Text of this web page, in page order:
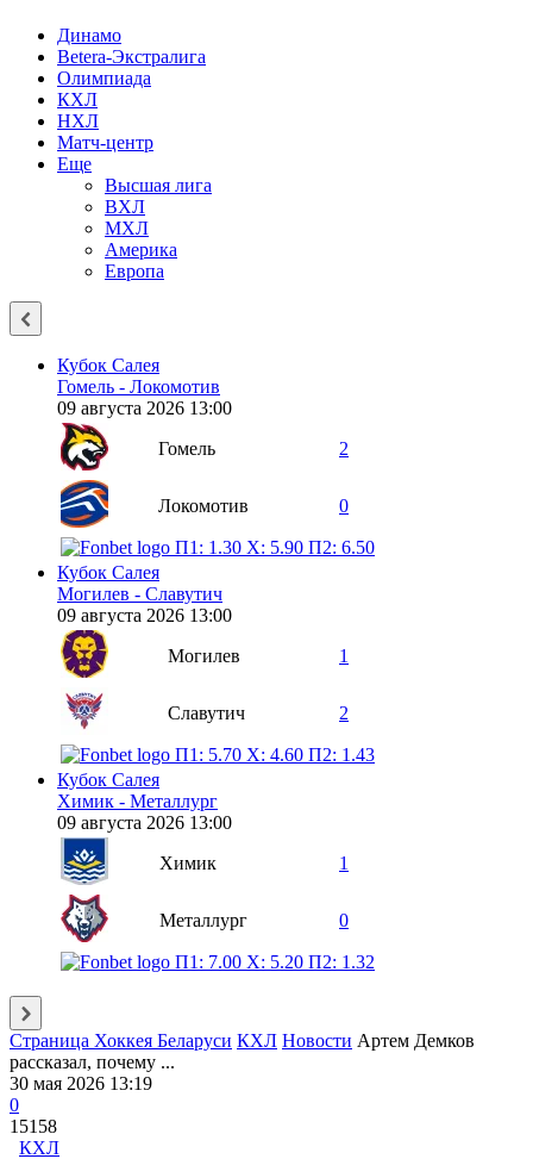
Динамо
Betera-Экстралига
Олимпиада
КХЛ
НХЛ
Матч-центр
Еще
Высшая лига
ВХЛ
МХЛ
Америка
Европа
Кубок Салея
Гомель - Локомотив
09 августа 2026 13:00
Гомель
2
Локомотив 0
П1: 1.30 X: 5.90 П2: 6.50
Кубок Салея
Могилев - Славутич
09 августа 2026 13:00
Могилев
1
Славутич 2
П1: 5.70 X: 4.60 П2: 1.43
Кубок Салея
Химик - Металлург
09 августа 2026 13:00
Химик
1
Металлург 0
П1: 7.00 X: 5.20 П2: 1.32
Страница Хоккея Беларуси КХЛ Новости Артем Демков
рассказал, почему ...
30 мая 2026 13:19
0
15158
КХЛ